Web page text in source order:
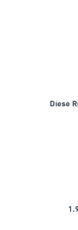
Diese